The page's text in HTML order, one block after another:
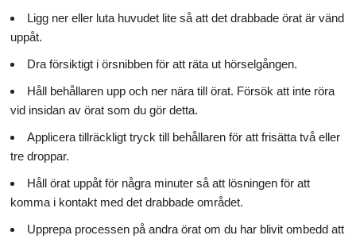
Ligg ner eller luta huvudet lite så att det drabbade örat är vänd
uppåt.
Dra försiktigt i örsnibben för att räta ut hörselgången.
Håll behållaren upp och ner nära till örat. Försök att inte röra
vid insidan av örat som du gör detta.
Applicera tillräckligt tryck till behållaren för att frisätta två eller
tre droppar.
Håll örat uppåt för några minuter så att lösningen för att
komma i kontakt med det drabbade området.
Upprepa processen på andra örat om du har blivit ombedd att